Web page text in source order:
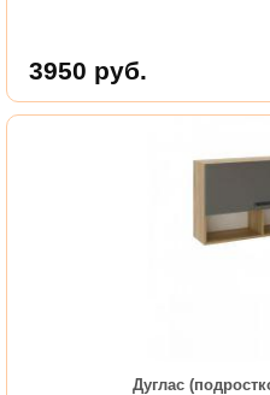
3950 руб.
Дуглас